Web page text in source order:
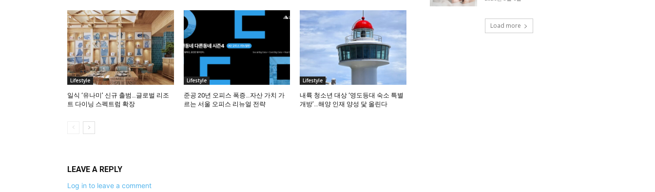
Lifestyle
일식 ‘유나미’ 신규 출범…글로벌 리조
트 다이닝 스펙트럼 확장
Lifestyle
준공 20년 오피스 폭증…자산 가치 가
르는 서울 오피스 리뉴얼 전략
Lifestyle
내륙 청소년 대상 ‘영도등대 숙소 특별
개방’…해양 인재 양성 닻 올린다
LEAVE A REPLY
Log in to leave a comment
Load more